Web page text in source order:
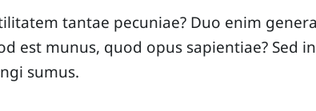
tantae pecuniae? Duo enim
est munus, quod opus sapientiae? Sed
sumus.